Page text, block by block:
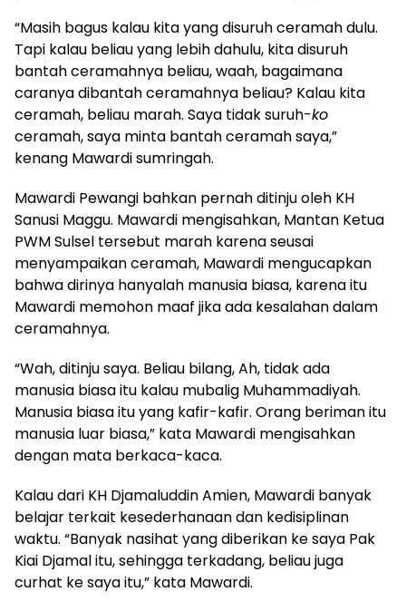
“Masih bagus kalau kita yang disuruh ceramah dulu.
Tapi kalau beliau yang lebih dahulu, kita disuruh
bantah ceramahnya beliau, waah, bagaimana
caranya dibantah ceramahnya beliau? Kalau kita
ceramah, beliau marah. Saya tidak suruh-ko
ceramah, saya minta bantah ceramah saya,”
kenang Mawardi sumringah.
Mawardi Pewangi bahkan pernah ditinju oleh KH
Sanusi Maggu. Mawardi mengisahkan, Mantan Ketua
PWM Sulsel tersebut marah karena seusai
menyampaikan ceramah, Mawardi mengucapkan
bahwa dirinya hanyalah manusia biasa, karena itu
Mawardi memohon maaf jika ada kesalahan dalam
ceramahnya.
“Wah, ditinju saya. Beliau bilang, Ah, tidak ada
manusia biasa itu kalau mubalig Muhammadiyah.
Manusia biasa itu yang kafir-kafir. Orang beriman itu
manusia luar biasa,” kata Mawardi mengisahkan
dengan mata berkaca-kaca.
Kalau dari KH Djamaluddin Amien, Mawardi banyak
belajar terkait kesederhanaan dan kedisiplinan
waktu. “Banyak nasihat yang diberikan ke saya Pak
Kiai Djamal itu, sehingga terkadang, beliau juga
curhat ke saya itu,” kata Mawardi.